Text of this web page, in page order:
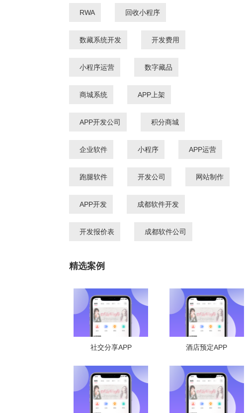
RWA 回收小程序
数藏系统开发 开发费用
小程序运营 数字藏品
商城系统 APP上架
APP开发公司 积分商城
企业软件 小程序 APP运营
跑腿软件 开发公司 网站制作
APP开发 成都软件开发
开发报价表 成都软件公司
精选案例
社交分享APP 酒店预定APP